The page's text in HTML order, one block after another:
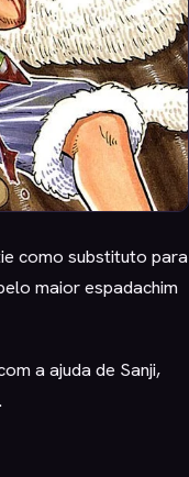
como substituto para
maior espadachim
a ajuda de Sanji,